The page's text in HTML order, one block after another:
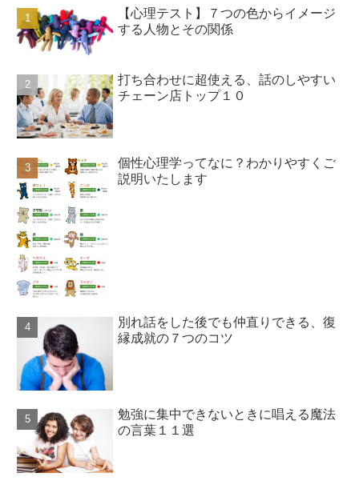
【心理テスト】７つの色からイメージ
する人物とその関係
打ち合わせに超使える、話のしやすい
チェーン店トップ１０
個性心理学ってなに？わかりやすくご
説明いたします
別れ話をした後でも仲直りできる、復
縁成就の７つのコツ
勉強に集中できないときに唱える魔法
の言葉１１選